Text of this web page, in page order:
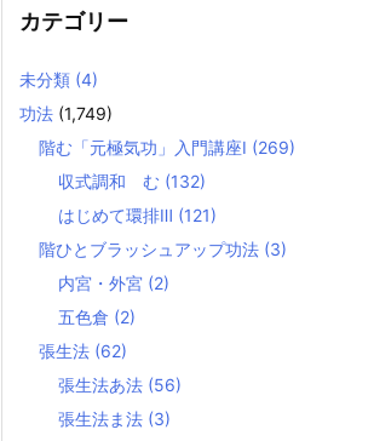
カテゴリー
未分類 (4)
功法 (1,749)
階む「元極気功」入門講座Ⅰ (269)
収式調和 む (132)
はじめて環排Ⅲ (121)
階ひとブラッシュアップ功法 (3)
内宮・外宮 (2)
五色倉 (2)
張生法 (62)
張生法あ法 (56)
張生法ま法 (3)